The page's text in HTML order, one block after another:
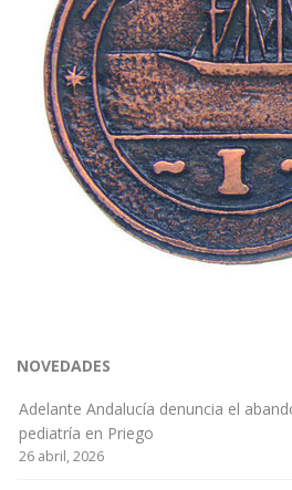
NOVEDADES
Adelante Andalucía denuncia el
pediatría en Priego
26 abril, 2026